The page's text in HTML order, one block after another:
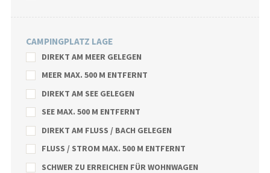
CAMPINGPLATZ LAGE
DIREKT AM MEER GELEGEN
MEER MAX. 500 M ENTFERNT
DIREKT AM SEE GELEGEN
SEE MAX. 500 M ENTFERNT
DIREKT AM FLUSS / BACH GELEGEN
FLUSS / STROM MAX. 500 M ENTFERNT
SCHWER ZU ERREICHEN FÜR WOHNWAGEN